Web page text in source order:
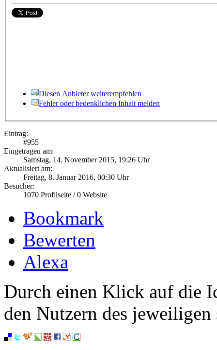
Diesen Anbieter weiterempfehlen
Fehler oder bedenklichen Inhalt melden
Eintrag:
#955
Eingetragen am:
Samstag, 14. November 2015, 19:26 Uhr
Aktualisiert am:
Freitag, 8. Januar 2016, 00:30 Uhr
Besucher:
1070 Profilseite /0 Website
Bookmark
Bewerten
Alexa
Durch einen Klick auf die
den Nutzern des